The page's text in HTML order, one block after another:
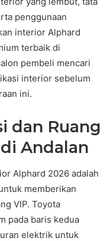
penggunaan
interior Alphard
terbaik di
pembeli mencari
interior sebelum
ini.
dan Ruang
Andalan
Alphard 2026 adalah
memberikan
VIP. Toyota
pada baris kedua
elektrik untuk